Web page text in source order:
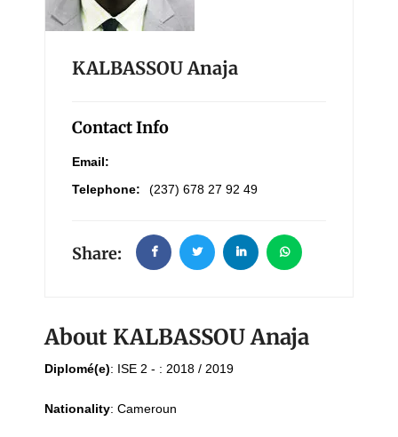
KALBASSOU Anaja
Contact Info
Email:
Telephone:
(237) 678 27 92 49
Share:
About KALBASSOU Anaja
Diplomé(e): ISE 2 - : 2018 / 2019
Nationality: Cameroun